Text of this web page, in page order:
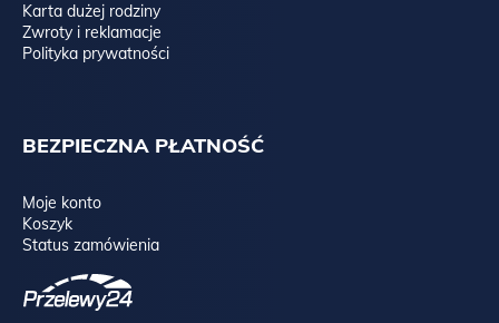
Karta dużej rodziny
Zwroty i reklamacje
Polityka prywatności
BEZPIECZNA PŁATNOŚĆ
Moje konto
Koszyk
Status zamówienia